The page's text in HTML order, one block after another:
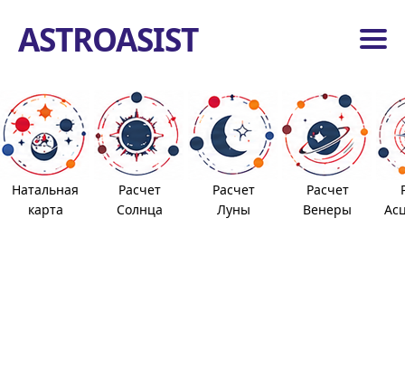
ASTROASIST
Натальная
карта
Расчет
Солнца
Расчет
Луны
Расчет
Венеры